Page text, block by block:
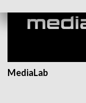
MediaLab